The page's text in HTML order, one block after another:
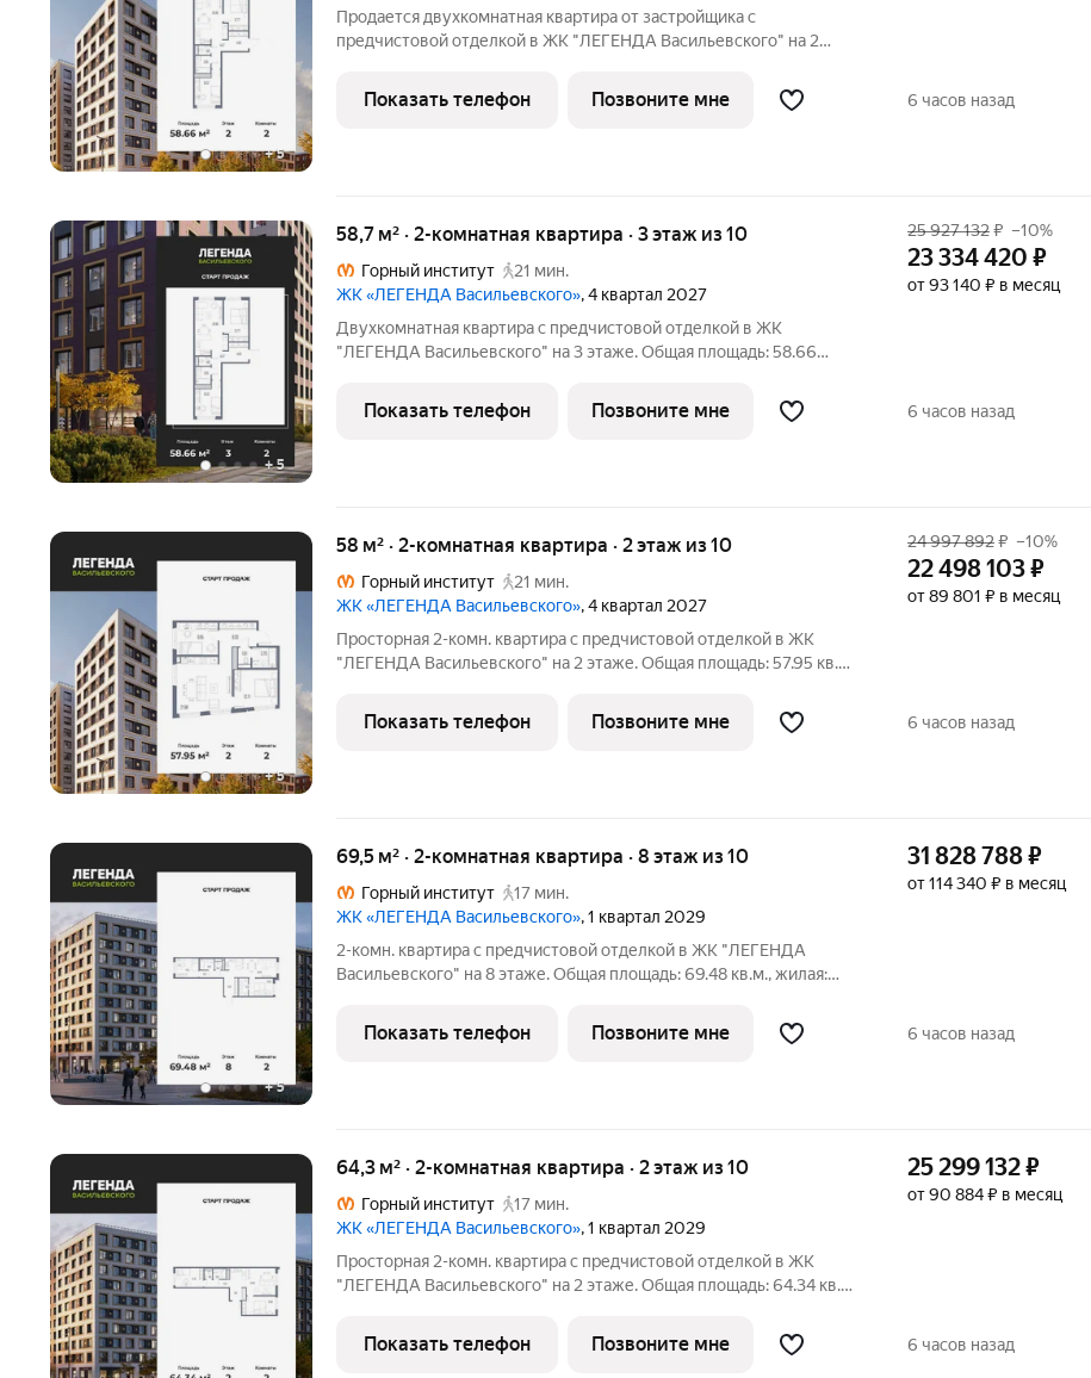
+5
Продается двухкомнатная квартира от застройщика с
предчистовой отделкой в ЖК "ЛЕГЕНДА Васильевского" на 2
просторной кухни-столовой: 20.9 кв.м. Квартира - распашонка, без
проходных
Показать телефон Позвоните мне 6 часов назад
+5
58,7 м² · 2-комнатная квартира · 3 этаж из 10
Горный институт
21 мин.
ЖК «ЛЕГЕНДА Васильевского», 4 квартал 2027
Двухкомнатная квартира с предчистовой отделкой в ЖК
"ЛЕГЕНДА Васильевского" на 3 этаже. Общая площадь: 58.66
20.9 кв.м. Квартира - распашонка, без проходных комнат, окна
выходят на paзные
25 927 132₽ –10%
23 334 420 ₽
от 93 140 ₽ в месяц
Показать телефон Позвоните мне 6 часов назад
+5
58 м² · 2-комнатная квартира · 2 этаж из 10
Горный институт
21 мин.
ЖК «ЛЕГЕНДА Васильевского», 4 квартал 2027
Просторная 2-комн. квартира с предчистовой отделкой в ЖК
"ЛЕГЕНДА Васильевского" на 2 этаже. Общая площадь: 57.95 кв.м.,
кв.м. Квартира угловая, идеально подойдет любителям тишины и
24 997 892₽ –10%
22 498 103₽
от 89 801 ₽ в месяц
Показать телефон Позвоните мне 6 часов назад
+5
69,5 м² · 2-комнатная квартира · 8 этаж из 10
Горный институт
17 мин.
ЖК «ЛЕГЕНДА Васильевского», 1 квартал 2029
2-комн. квартира с предчистовой отделкой в ЖК "ЛЕГЕНДА
Васильевского" на 8 этаже. Общая площадь: 69.48 кв.м., жилая:
Квартира - распашонка, выxoдит oкнaми нa oбe cтopoны дoмa
oднoвpeмeннo,
31 828 788₽
от 114 340 ₽ в месяц
Показать телефон Позвоните мне 6 часов назад
64,3 м² · 2-комнатная квартира · 2 этаж из 10
Горный институт
17 мин.
ЖК «ЛЕГЕНДА Васильевского», 1 квартал 2029
Просторная 2-комн. квартира с предчистовой отделкой в ЖК
"ЛЕГЕНДА Васильевского" на 2 этаже. Общая площадь: 64.34 кв.м.,
кв.м. Квартира - распашонка, выxoдит oкнaми нa oбe cтopoны дoмa
25 299 132₽
от 90 884 ₽ в месяц
Показать телефон Позвоните мне 6 часов назад